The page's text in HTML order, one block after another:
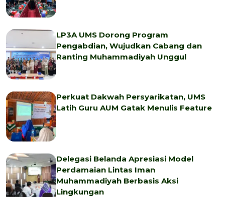
LP3A UMS Dorong Program
Pengabdian, Wujudkan Cabang dan
Ranting Muhammadiyah Unggul
Perkuat Dakwah Persyarikatan, UMS
Latih Guru AUM Gatak Menulis Feature
Delegasi Belanda Apresiasi Model
Perdamaian Lintas Iman
Muhammadiyah Berbasis Aksi
Lingkungan